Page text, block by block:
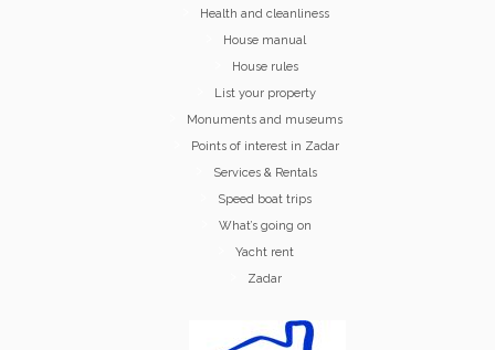
Health and cleanliness
House manual
House rules
List your property
Monuments and museums
Points of interest in Zadar
Services & Rentals
Speed boat trips
What’s going on
Yacht rent
Zadar